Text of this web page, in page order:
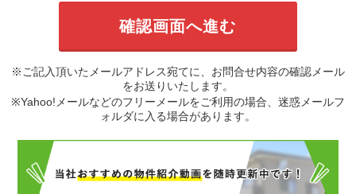
※ご記入頂いたメールアドレス宛てに、お問合せ内容の確認メール
をお送りいたします。
※Yahoo!メールなどのフリーメールをご利用の場合、迷惑メールフ
ォルダに入る場合があります。